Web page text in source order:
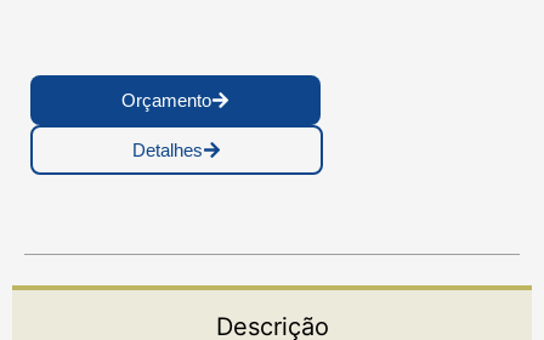
Orçamento
Detalhes
Descrição